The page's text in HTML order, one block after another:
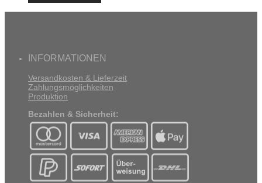
INFORMATIONEN
Versandkosten & Lieferzeit
Zahlungsmöglichkeiten
Produktion
Bezahlen & Sicherheit: